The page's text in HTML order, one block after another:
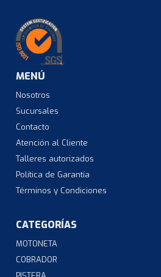
MENÚ
Nosotros
Sucursales
Contacto
Atención al Cliente
Talleres autorizados
Política de Garantía
Términos y Condiciones
CATEGORÍAS
MOTONETA
COBRADOR